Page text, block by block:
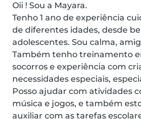
Oii ! Sou a Mayara.
Tenho 1 ano de experiência
de diferentes idades, desde
adolescentes. Sou calma,
Também tenho treinamento
socorros e experiência com
necessidades especiais,
Posso ajudar com atividades
música e jogos, e também
auxiliar com as tarefas